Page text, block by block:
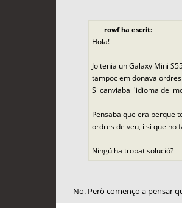
rowf ha escrit:
Hola!
Jo tenia un Galaxy Mini
tampoc em donava
Si canviaba l'idioma del
Pensaba que era perque
ordres de veu, i si que ho
Ningú ha trobat solució?
No. Però començo a pensar